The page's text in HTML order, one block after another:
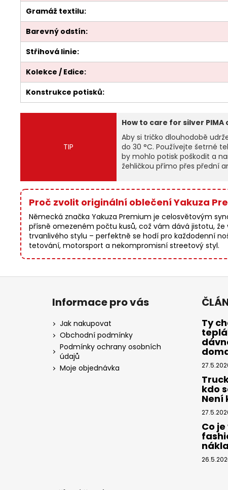
Gramáž textilu:
Barevný odstín:
Střihová linie:
Kolekce / Edice:
Konstrukce potisků:
TIP
How to care for silver
Aby si tričko dlouhodobě
do 30 °C. Používejte šetrné
by mohlo potisk poškodit a
žehličkou přímo přes přední
Proč zvolit originální oblečení Yakuza
Německá značka Yakuza Premium je celosvětovým
přísně omezeném počtu kusů, což vám dává jistotu,
trvanlivého stylu – perfektně se hodí pro každodenní
tetování, motorsport a nekompromisní streetový styl.
Informace pro vás
Jak nakupovat
Obchodní podmínky
Podmínky ochrany osobních
údajů
Moje objednávka
Ty
kdo
Není
Co